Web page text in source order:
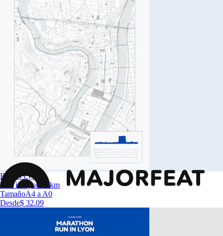
Run in Lyon
Run in Lyon 10km
TamañoA4 a A0
Desde$ 32.09